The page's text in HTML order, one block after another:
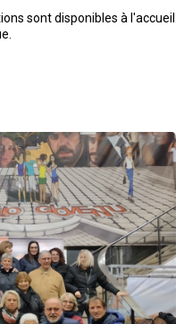
sont disponibles à l'accueil